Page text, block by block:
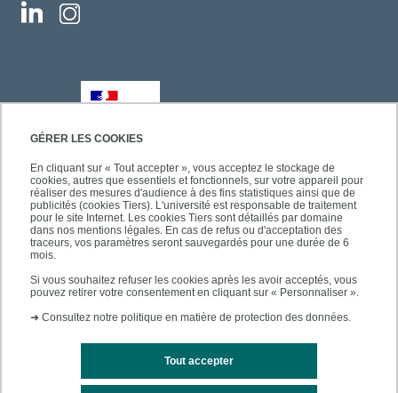
GÉRER LES COOKIES
En cliquant sur « Tout accepter », vous acceptez le stockage de
cookies, autres que essentiels et fonctionnels, sur votre appareil pour
réaliser des mesures d'audience à des fins statistiques ainsi que de
publicités (cookies Tiers). L'université est responsable de traitement
pour le site Internet. Les cookies Tiers sont détaillés par domaine
dans nos mentions légales. En cas de refus ou d'acceptation des
traceurs, vos paramètres seront sauvegardés pour une durée de 6
mois.
Si vous souhaitez refuser les cookies après les avoir acceptés, vous
pouvez retirer votre consentement en cliquant sur « Personnaliser ».
➜ Consultez notre politique en matière de protection des données.
Tout accepter